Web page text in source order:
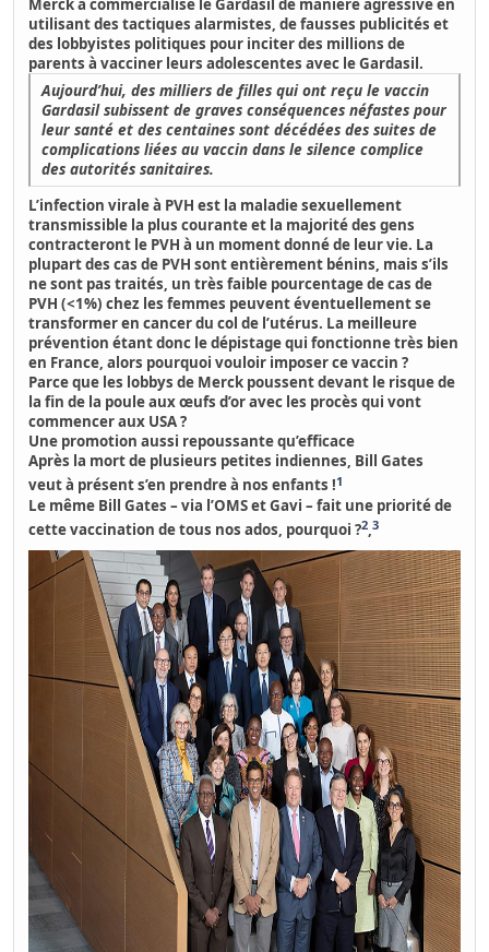
Merck a commercialisé le Gardasil de manière agressive en
utilisant des tactiques alarmistes, de fausses publicités et
des lobbyistes politiques pour inciter des millions de
parents à vacciner leurs adolescentes avec le Gardasil.
Aujourd’hui, des milliers de filles qui ont reçu le vaccin
Gardasil subissent de graves conséquences néfastes pour
leur santé et des centaines sont décédées des suites de
complications liées au vaccin dans le silence complice
des autorités sanitaires.
L’infection virale à PVH est la maladie sexuellement
transmissible la plus courante et la majorité des gens
contracteront le PVH à un moment donné de leur vie. La
plupart des cas de PVH sont entièrement bénins, mais s’ils
ne sont pas traités, un très faible pourcentage de cas de
PVH (<1%) chez les femmes peuvent éventuellement se
transformer en cancer du col de l’utérus. La meilleure
prévention étant donc le dépistage qui fonctionne très bien
en France, alors pourquoi vouloir imposer ce vaccin ?
Parce que les lobbys de Merck poussent devant le risque de
la fin de la poule aux œufs d’or avec les procès qui vont
commencer aux USA ?
Une promotion aussi repoussante qu’efficace
Après la mort de plusieurs petites indiennes, Bill Gates
veut à présent s’en prendre à nos enfants !1
Le même Bill Gates – via l’OMS et Gavi – fait une priorité de
cette vaccination de tous nos ados, pourquoi ?2,3